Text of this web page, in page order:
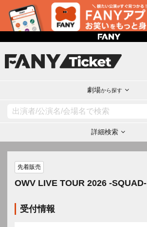
劇場から探す
詳細検索
先着販売
OWV LIVE TOUR 2026 -SQUAD-
受付情報